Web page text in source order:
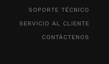
SOPORTE TÉCNICO
SERVICIO AL CLIENTE
CONTÁCTENOS